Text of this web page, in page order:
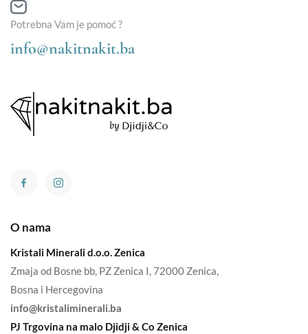
Potrebna Vam je pomoć ?
info@nakitnakit.ba
O nama
Kristali Minerali d.o.o. Zenica
Zmaja od Bosne bb, PZ Zenica I, 72000 Zenica,
Bosna i Hercegovina
info@kristaliminerali.ba
PJ Trgovina na malo Djidji & Co Zenica